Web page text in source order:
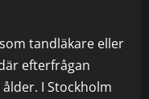
tandläkare eller
efterfrågan
I Stockholm